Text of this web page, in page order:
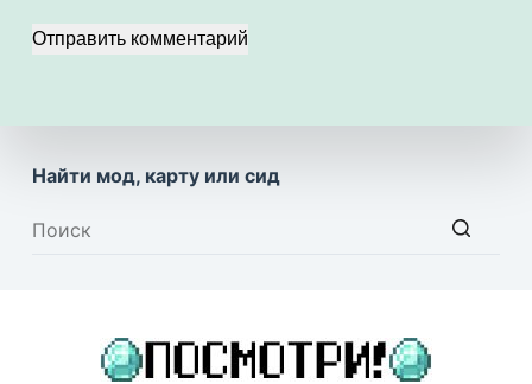
Отправить комментарий
Найти мод, карту или сид